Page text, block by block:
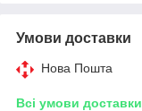
Умови доставки
Нова Пошта
Всі умови доставки